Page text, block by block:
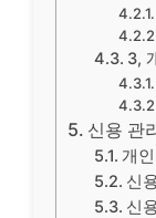
3,
신용 관
개
신
신